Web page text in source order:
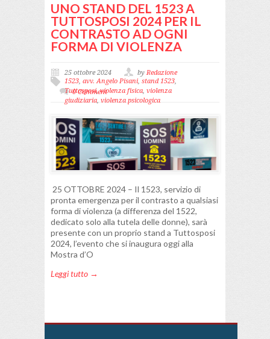
UNO STAND DEL 1523 A
TUTTOSPOSI 2024 PER IL
CONTRASTO AD OGNI
FORMA DI VIOLENZA
25 ottobre 2024 byRedazione
1523, avv. Angelo Pisani, stand 1523,
Tuttosposi,violenza fisica, violenza
giudiziaria, violenza psicologica
0 Comment
25 OTTOBRE 2024 – Il 1523, servizio di
pronta emergenza per il contrasto a qualsiasi
forma di violenza (a differenza del 1522,
dedicato solo alla tutela delle donne), sarà
presente con un proprio stand a Tuttosposi
2024, l’evento che si inaugura oggi alla
Mostra d’O
Leggi tutto →